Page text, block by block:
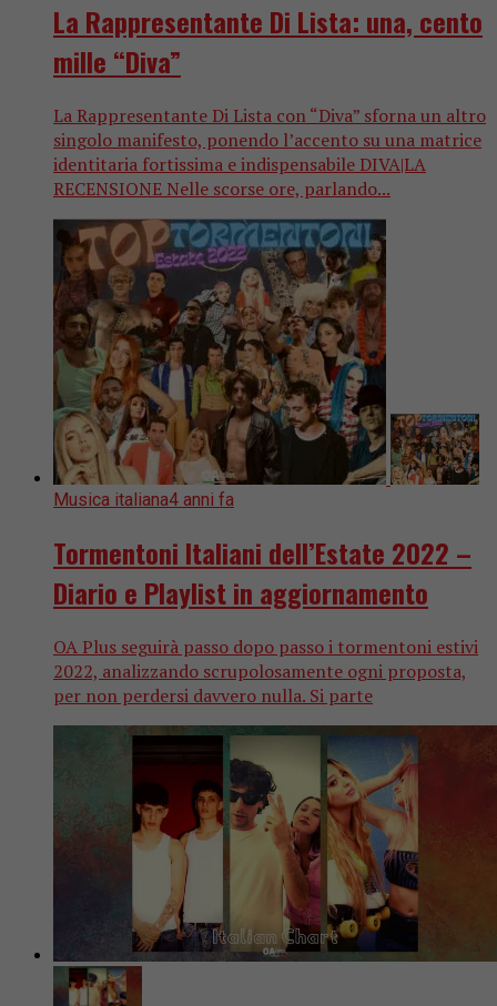
La Rappresentante Di Lista: una, cento
mille “Diva”
La Rappresentante Di Lista con “Diva” sforna un altro
singolo manifesto, ponendo l’accento su una matrice
identitaria fortissima e indispensabile DIVA|LA
RECENSIONE Nelle scorse ore, parlando...
Musica italiana4 anni fa
Tormentoni Italiani dell’Estate 2022 –
Diario e Playlist in aggiornamento
OA Plus seguirà passo dopo passo i tormentoni estivi
2022, analizzando scrupolosamente ogni proposta,
per non perdersi davvero nulla. Si parte